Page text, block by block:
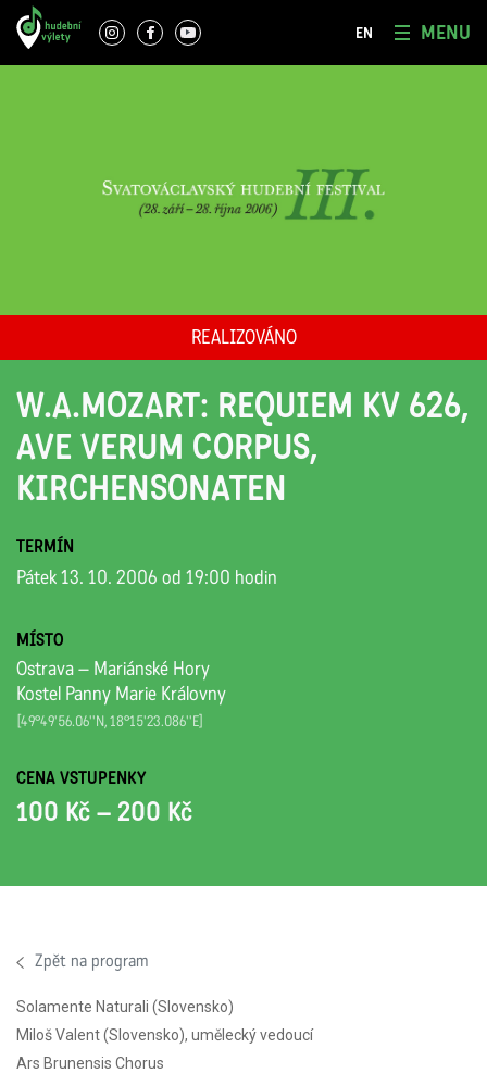
EN MENU
REALIZOVÁNO
W.A.MOZART: REQUIEM KV 626,
AVE VERUM CORPUS,
KIRCHENSONATEN
TERMÍN
Pátek 13. 10. 2006 od 19:00 hodin
MÍSTO
Ostrava – Mariánské Hory
Kostel Panny Marie Královny
[49°49'56.06''N, 18°15'23.086''E]
CENA VSTUPENKY
100 Kč – 200 Kč
Zpět na program
Solamente Naturali (Slovensko)
Miloš Valent (Slovensko), umělecký vedoucí
Ars Brunensis Chorus